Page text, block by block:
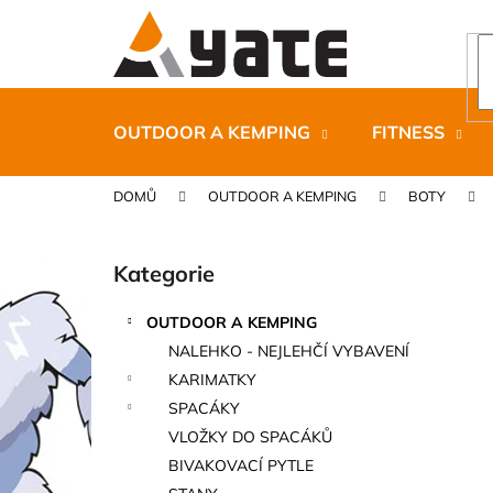
OUTDOOR A KEMPING FITNESS
DOMŮ OUTDOOR A KEMPING BOTY
r
a
n
Přeskočit
kategorie
Kategorie
OUTDOOR A KEMPING
NALEHKO - NEJLEHČÍ VYBAVENÍ
KARIMATKY
SPACÁKY
VLOŽKY DO SPACÁKŮ
BIVAKOVACÍ PYTLE
í
do
do
CARNOSPORT GEL 100 ML
899 Kč